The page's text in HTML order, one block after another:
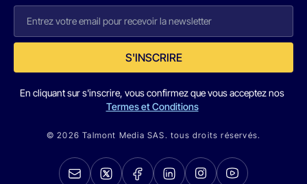
S'INSCRIRE
En cliquant sur s'inscrire, vous confirmez que vous acceptez nos
Termes et Conditions
© 2026 Talmont Media SAS. tous droits réservés.